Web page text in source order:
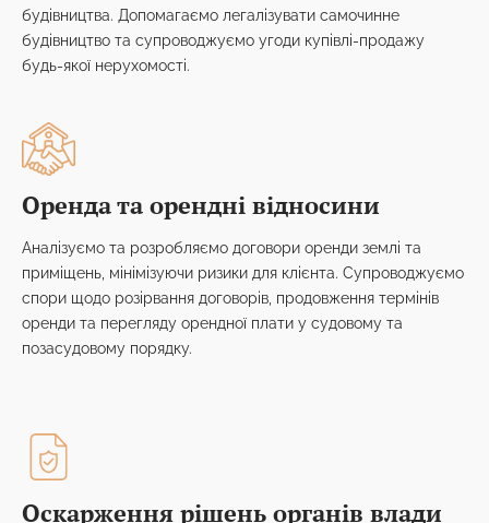
будівництва. Допомагаємо легалізувати самочинне
будівництво та супроводжуємо угоди купівлі-продажу
будь-якої нерухомості.
Оренда та орендні відносини
Аналізуємо та розробляємо договори оренди землі та
приміщень, мінімізуючи ризики для клієнта. Супроводжуємо
спори щодо розірвання договорів, продовження термінів
оренди та перегляду орендної плати у судовому та
позасудовому порядку.
Оскарження рішень органів влади